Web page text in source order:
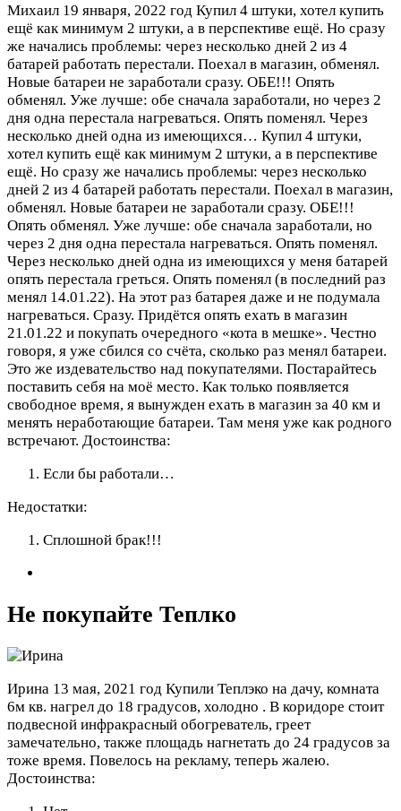
Михаил 19 января, 2022 год Купил 4 штуки, хотел купить
ещё как минимум 2 штуки, а в перспективе ещё. Но сразу
же начались проблемы: через несколько дней 2 из 4
батарей работать перестали. Поехал в магазин, обменял.
Новые батареи не заработали сразу. ОБЕ!!! Опять
обменял. Уже лучше: обе сначала заработали, но через 2
дня одна перестала нагреваться. Опять поменял. Через
несколько дней одна из имеющихся… Купил 4 штуки,
хотел купить ещё как минимум 2 штуки, а в перспективе
ещё. Но сразу же начались проблемы: через несколько
дней 2 из 4 батарей работать перестали. Поехал в магазин,
обменял. Новые батареи не заработали сразу. ОБЕ!!!
Опять обменял. Уже лучше: обе сначала заработали, но
через 2 дня одна перестала нагреваться. Опять поменял.
Через несколько дней одна из имеющихся у меня батарей
опять перестала греться. Опять поменял (в последний раз
менял 14.01.22). На этот раз батарея даже и не подумала
нагреваться. Сразу. Придётся опять ехать в магазин
21.01.22 и покупать очередного «кота в мешке». Честно
говоря, я уже сбился со счёта, сколько раз менял батареи.
Это же издевательство над покупателями. Постарайтесь
поставить себя на моё место. Как только появляется
свободное время, я вынужден ехать в магазин за 40 км и
менять неработающие батареи. Там меня уже как родного
встречают. Достоинства:
Если бы работали…
Недостатки:
Сплошной брак!!!
Не покупайте Теплко
Ирина 13 мая, 2021 год Купили Теплэко на дачу, комната
6м кв. нагрел до 18 градусов, холодно . В коридоре стоит
подвесной инфракрасный обогреватель, греет
замечательно, также площадь нагнетать до 24 градусов за
тоже время. Повелось на рекламу, теперь жалею.
Достоинства: